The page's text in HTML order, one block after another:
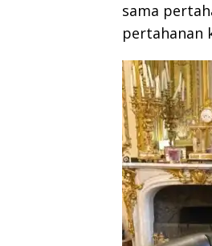
sama
pertahanan